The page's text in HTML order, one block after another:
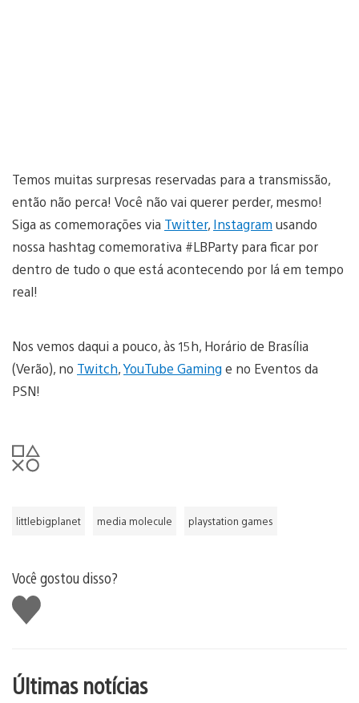
Temos muitas surpresas reservadas para a transmissão,
então não perca! Você não vai querer perder, mesmo!
Siga as comemorações via Twitter, Instagram usando
nossa hashtag comemorativa #LBParty para ficar por
dentro de tudo o que está acontecendo por lá em tempo
real!
Nos vemos daqui a pouco, às 15h, Horário de Brasília
(Verão), no Twitch,YouTube Gaming e no Eventos da
PSN!
littlebigplanet media molecule playstation games
Você gostou disso?
Curtir
Últimas notícias